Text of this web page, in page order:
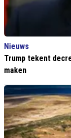
Nieuws
Trump tekent
maken